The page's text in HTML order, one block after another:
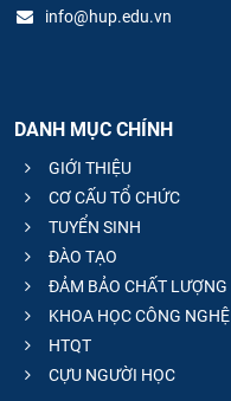
info@hup.edu.vn
DANH MỤC CHÍNH
GIỚI THIỆU
CƠ CẤU TỔ CHỨC
TUYỂN SINH
ĐÀO TẠO
ĐẢM BẢO CHẤT LƯỢNG
KHOA HỌC CÔNG NGHỆ
HTQT
CỰU NGƯỜI HỌC